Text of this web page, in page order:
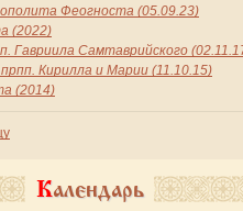
Феогноста (05.09.23)
(2022)
Гавриила Самтаврийского
Кирилла и Марии (11.10.15)
(2014)
Календарь